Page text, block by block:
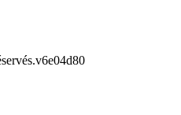
v6e04d80